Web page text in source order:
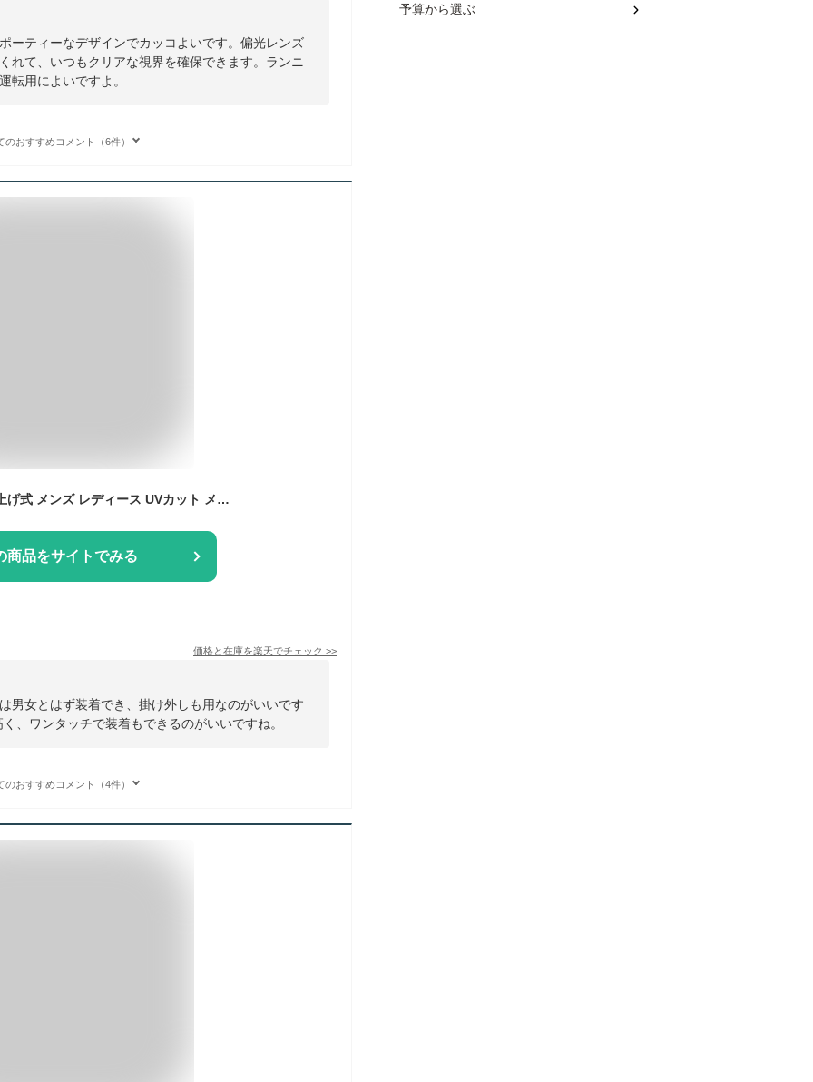
ーティーなデザインでカッコよいです。偏光レンズ
れて、いつもクリアな視界を確保できます。ランニ
転用によいですよ。
のおすすめコメント（6件）
偏光サングラス 跳ね上げ式 メンズ レディース UVカット メガネの上から装着可能 ワンタッチ ハネアゲ 掛け外し不要 運転 ドライブ 釣り ブランド アウトドア サイクリング 登山 レジャー EDWIN エドウィン EDF-021 グレー グリーン 偏光レンズ 紫外線対策 UV対策
商品をサイトでみる
価格と在庫を楽天でチェック >>
男女とはず装着でき、掛け外しも用なのがいいです
、ワンタッチで装着もできるのがいいですね。
のおすすめコメント（4件）
予算から選ぶ